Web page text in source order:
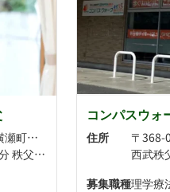
〒368-0072 埼玉県秩父郡横瀬町横瀬5909-3
西武秩父線 横瀬駅より車で5分 秩父鉄道 秩父駅より車で10分
コンパスウォ
住所
募集職種理学療